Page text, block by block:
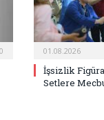
0 01.08.2026
İşsizlik
Setlere